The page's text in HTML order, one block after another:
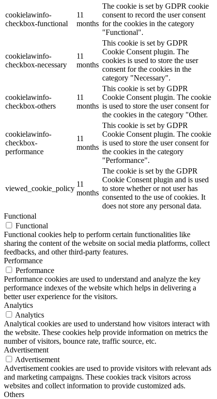
cookielawinfo-
checkbox-functional
11
months
The cookie is set by GDPR cookie
consent to record the user consent
for the cookies in the category
"Functional".
cookielawinfo-
checkbox-necessary
11
months
This cookie is set by GDPR
Cookie Consent plugin. The
cookies is used to store the user
consent for the cookies in the
category "Necessary".
cookielawinfo-
checkbox-others
11
months
This cookie is set by GDPR
Cookie Consent plugin. The cookie
is used to store the user consent for
the cookies in the category "Other.
cookielawinfo-
checkbox-
performance
11
months
This cookie is set by GDPR
Cookie Consent plugin. The cookie
is used to store the user consent for
the cookies in the category
"Performance".
viewed_cookie_policy
11
months
The cookie is set by the GDPR
Cookie Consent plugin and is used
to store whether or not user has
consented to the use of cookies. It
does not store any personal data.
Functional
Functional
Functional cookies help to perform certain functionalities like
sharing the content of the website on social media platforms, collect
feedbacks, and other third-party features.
Performance
Performance
Performance cookies are used to understand and analyze the key
performance indexes of the website which helps in delivering a
better user experience for the visitors.
Analytics
Analytics
Analytical cookies are used to understand how visitors interact with
the website. These cookies help provide information on metrics the
number of visitors, bounce rate, traffic source, etc.
Advertisement
Advertisement
Advertisement cookies are used to provide visitors with relevant ads
and marketing campaigns. These cookies track visitors across
websites and collect information to provide customized ads.
Others